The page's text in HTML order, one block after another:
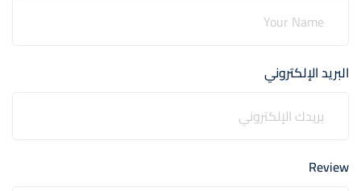
البريد الإلكتروني
Review